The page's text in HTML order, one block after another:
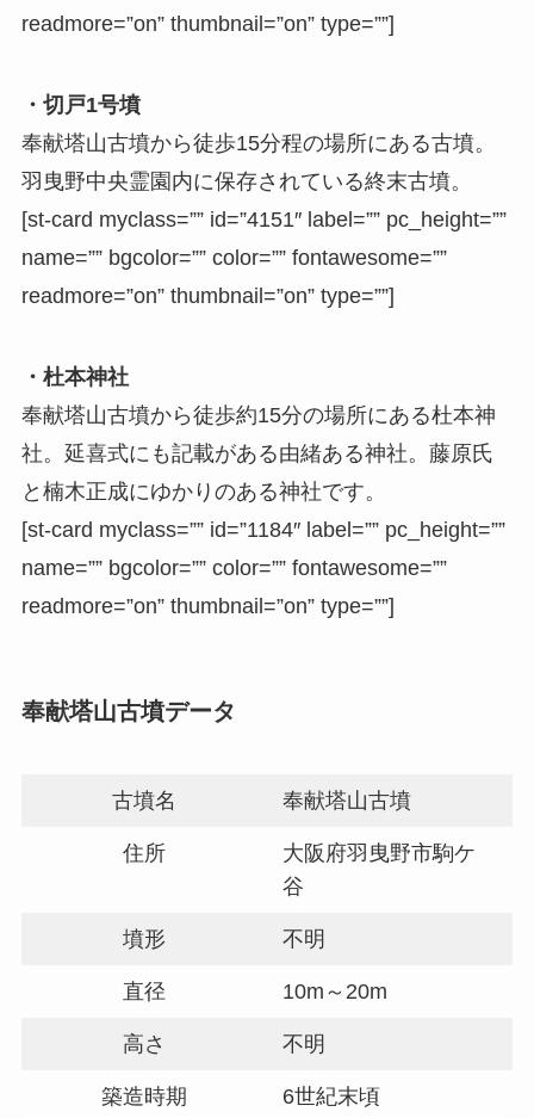
readmore=”on” thumbnail=”on” type=””]
・切戸1号墳
奉献塔山古墳から徒歩15分程の場所にある古墳。
羽曳野中央霊園内に保存されている終末古墳。
[st-card myclass=”” id=”4151″ label=”” pc_height=””
name=”” bgcolor=”” color=”” fontawesome=””
readmore=”on” thumbnail=”on” type=””]
・杜本神社
奉献塔山古墳から徒歩約15分の場所にある杜本神
社。延喜式にも記載がある由緒ある神社。藤原氏
と楠木正成にゆかりのある神社です。
[st-card myclass=”” id=”1184″ label=”” pc_height=””
name=”” bgcolor=”” color=”” fontawesome=””
readmore=”on” thumbnail=”on” type=””]
奉献塔山古墳データ
古墳名 奉献塔山古墳
住所
大阪府羽曳野市駒ケ
谷
墳形 不明
直径 10m～20m
高さ 不明
築造時期 6世紀末頃